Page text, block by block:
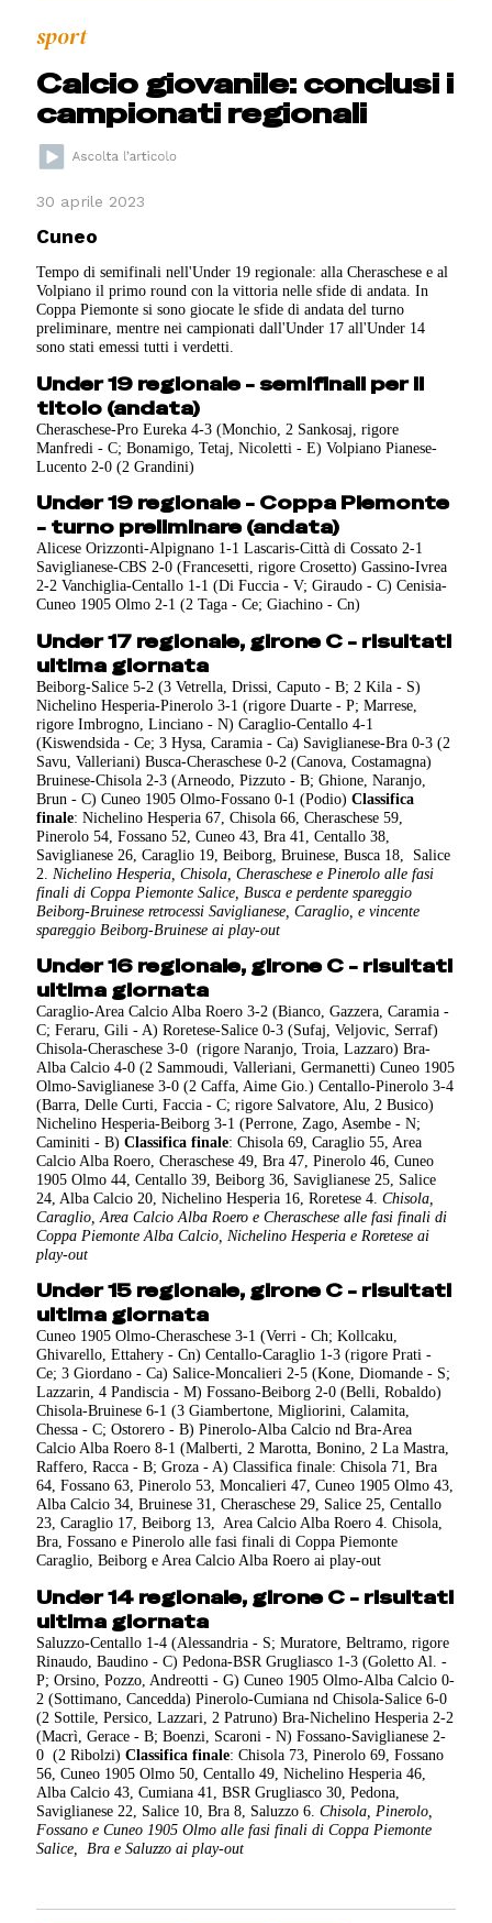
sport
Calcio giovanile: conclusi i
campionati regionali
30 aprile 2023
Cuneo
Tempo di semifinali nell'Under 19 regionale: alla Cheraschese e al
Volpiano il primo round con la vittoria nelle sfide di andata. In
Coppa Piemonte si sono giocate le sfide di andata del turno
preliminare, mentre nei campionati dall'Under 17 all'Under 14
sono stati emessi tutti i verdetti.
Under 19 regionale - semifinali per il
titolo (andata)
Cheraschese-Pro Eureka 4-3 (Monchio, 2 Sankosaj, rigore
Manfredi - C; Bonamigo, Tetaj, Nicoletti - E) Volpiano Pianese-
Lucento 2-0 (2 Grandini)
Under 19 regionale - Coppa Piemonte
- turno preliminare (andata)
Alicese Orizzonti-Alpignano 1-1 Lascaris-Città di Cossato 2-1
Saviglianese-CBS 2-0 (Francesetti, rigore Crosetto) Gassino-Ivrea
2-2 Vanchiglia-Centallo 1-1 (Di Fuccia - V; Giraudo - C) Cenisia-
Cuneo 1905 Olmo 2-1 (2 Taga - Ce; Giachino - Cn)
Under 17 regionale, girone C - risultati
ultima giornata
Beiborg-Salice 5-2 (3 Vetrella, Drissi, Caputo - B; 2 Kila - S)
Nichelino Hesperia-Pinerolo 3-1 (rigore Duarte - P; Marrese,
rigore Imbrogno, Linciano - N) Caraglio-Centallo 4-1
(Kiswendsida - Ce; 3 Hysa, Caramia - Ca) Saviglianese-Bra 0-3 (2
Savu, Valleriani) Busca-Cheraschese 0-2 (Canova, Costamagna)
Bruinese-Chisola 2-3 (Arneodo, Pizzuto - B; Ghione, Naranjo,
Brun - C) Cuneo 1905 Olmo-Fossano 0-1 (Podio)Classifica
finale: Nichelino Hesperia 67, Chisola 66, Cheraschese 59,
Pinerolo 54, Fossano 52, Cuneo 43, Bra 41, Centallo 38,
Saviglianese 26, Caraglio 19, Beiborg, Bruinese, Busca 18, Salice
2. Nichelino Hesperia, Chisola, Cheraschese e Pinerolo alle fasi
finali di Coppa Piemonte Salice, Busca e perdente spareggio
Beiborg-Bruinese retrocessi Saviglianese, Caraglio, e vincente
spareggio Beiborg-Bruinese ai play-out
Under 16 regionale, girone C - risultati
ultima giornata
Caraglio-Area Calcio Alba Roero 3-2 (Bianco, Gazzera, Caramia -
C; Feraru, Gili - A) Roretese-Salice 0-3 (Sufaj, Veljovic, Serraf)
Chisola-Cheraschese 3-0 (rigore Naranjo, Troia, Lazzaro) Bra-
Alba Calcio 4-0 (2 Sammoudi, Valleriani, Germanetti) Cuneo 1905
Olmo-Saviglianese 3-0 (2 Caffa, Aime Gio.) Centallo-Pinerolo 3-4
(Barra, Delle Curti, Faccia - C; rigore Salvatore, Alu, 2 Busico)
Nichelino Hesperia-Beiborg 3-1 (Perrone, Zago, Asembe - N;
Caminiti - B)Classifica finale: Chisola 69, Caraglio 55, Area
Calcio Alba Roero, Cheraschese 49, Bra 47, Pinerolo 46, Cuneo
1905 Olmo 44, Centallo 39, Beiborg 36, Saviglianese 25, Salice
24, Alba Calcio 20, Nichelino Hesperia 16, Roretese 4.Chisola,
Caraglio, Area Calcio Alba Roero e Cheraschese alle fasi finali di
Coppa Piemonte Alba Calcio, Nichelino Hesperia e Roretese ai
play-out
Under 15 regionale, girone C - risultati
ultima giornata
Cuneo 1905 Olmo-Cheraschese 3-1 (Verri - Ch; Kollcaku,
Ghivarello, Ettahery - Cn) Centallo-Caraglio 1-3 (rigore Prati -
Ce; 3 Giordano - Ca) Salice-Moncalieri 2-5 (Kone, Diomande - S;
Lazzarin, 4 Pandiscia - M) Fossano-Beiborg 2-0 (Belli, Robaldo)
Chisola-Bruinese 6-1 (3 Giambertone, Migliorini, Calamita,
Chessa - C; Ostorero - B) Pinerolo-Alba Calcio nd Bra-Area
Calcio Alba Roero 8-1 (Malberti, 2 Marotta, Bonino, 2 La Mastra,
Raffero, Racca - B; Groza - A) Classifica finale: Chisola 71, Bra
64, Fossano 63, Pinerolo 53, Moncalieri 47, Cuneo 1905 Olmo 43,
Alba Calcio 34, Bruinese 31, Cheraschese 29, Salice 25, Centallo
23, Caraglio 17, Beiborg 13, Area Calcio Alba Roero 4. Chisola,
Bra, Fossano e Pinerolo alle fasi finali di Coppa Piemonte
Caraglio, Beiborg e Area Calcio Alba Roero ai play-out
Under 14 regionale, girone C - risultati
ultima giornata
Saluzzo-Centallo 1-4 (Alessandria - S; Muratore, Beltramo, rigore
Rinaudo, Baudino - C) Pedona-BSR Grugliasco 1-3 (Goletto Al. -
P; Orsino, Pozzo, Andreotti - G) Cuneo 1905 Olmo-Alba Calcio 0-
2 (Sottimano, Cancedda) Pinerolo-Cumiana nd Chisola-Salice 6-0
(2 Sottile, Persico, Lazzari, 2 Patruno) Bra-Nichelino Hesperia 2-2
(Macrì, Gerace - B; Boenzi, Scaroni - N) Fossano-Saviglianese 2-
0 (2 Ribolzi)Classifica finale: Chisola 73, Pinerolo 69, Fossano
56, Cuneo 1905 Olmo 50, Centallo 49, Nichelino Hesperia 46,
Alba Calcio 43, Cumiana 41, BSR Grugliasco 30, Pedona,
Saviglianese 22, Salice 10, Bra 8, Saluzzo 6.Chisola, Pinerolo,
Fossano e Cuneo 1905 Olmo alle fasi finali di Coppa Piemonte
Salice, Bra e Saluzzo ai play-out